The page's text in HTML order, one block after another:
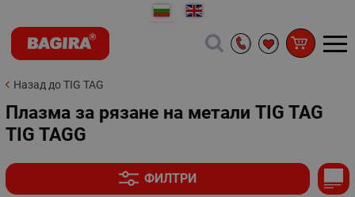
Назад до TIG TAG
Плазма за рязане на метали TIG TAG
TIG TAGG
ФИЛТРИ